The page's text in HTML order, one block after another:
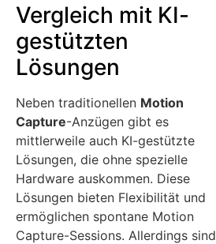
Vergleich mit KI-
gestützten
Lösungen
Neben traditionellen Motion
Capture-Anzügen gibt es
mittlerweile auch KI-gestützte
Lösungen, die ohne spezielle
Hardware auskommen. Diese
Lösungen bieten Flexibilität und
ermöglichen spontane Motion
Capture-Sessions. Allerdings sind